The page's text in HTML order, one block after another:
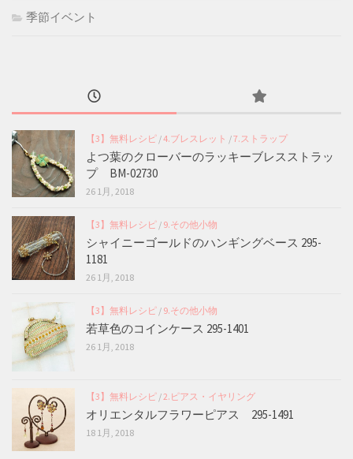
季節イベント
【3】無料レシピ /4.ブレスレット /7.ストラップ
よつ葉のクローバーのラッキーブレスストラッ
プ BM-02730
26 1月, 2018
【3】無料レシピ / 9.その他小物
シャイニーゴールドのハンギングベース 295-
1181
26 1月, 2018
【3】無料レシピ / 9.その他小物
若草色のコインケース 295-1401
26 1月, 2018
【3】無料レシピ /2.ピアス・イヤリング
オリエンタルフラワーピアス 295-1491
18 1月, 2018